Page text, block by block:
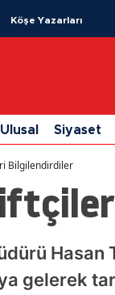
Köşe Yazarları
Ulusal Siyaset
Bilgilendirdiler
gelerek